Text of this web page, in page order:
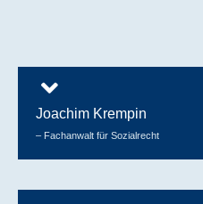
Joachim Krempin
– Fachanwalt für Sozialrecht